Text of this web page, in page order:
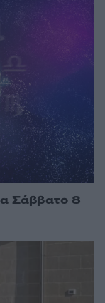
Σάββατο 8